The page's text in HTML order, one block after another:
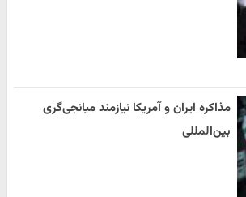
مذاکره ایران و آمریکا نیازمند میانجی‌گری
بین‌المللی